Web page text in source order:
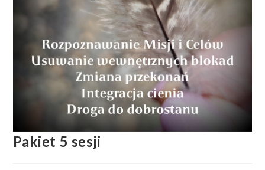
Pakiet 5 sesji